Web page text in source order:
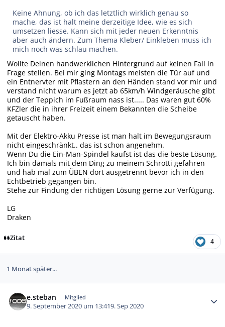
Keine Ahnung, ob ich das letztlich wirklich genau so
mache, das ist halt meine derzeitige Idee, wie es sich
umsetzen liesse. Kann sich mit jeder neuen Erkenntnis
aber auch ändern. Zum Thema Kleber/ Einkleben muss ich
mich noch was schlau machen.
Wollte Deinen handwerklichen Hintergrund auf keinen Fall in
Frage stellen. Bei mir ging Montags meisten die Tür auf und
ein Entnervter mit Pflastern an den Händen stand vor mir und
verstand nicht warum es jetzt ab 65km/h Windgeräusche gibt
und der Teppich im Fußraum nass ist..... Das waren gut 60%
KFZler die in ihrer Freizeit einem Bekannten die Scheibe
getauscht haben.
Mit der Elektro-Akku Presse ist man halt im Bewegungsraum
nicht eingeschränkt.. das ist schon angenehm.
Wenn Du die Ein-Man-Spindel kaufst ist das die beste Lösung.
Ich bin damals mit dem Ding zu meinem Schrotti gefahren
und hab mal zum ÜBEN dort ausgetrennt bevor ich in den
Echtbetrieb gegangen bin.
Stehe zur Findung der richtigen Lösung gerne zur Verfügung.
LG
Draken
Zitat 4
1 Monat später...
e.steban Mitglied
9. September 2020 um 13:419. Sep 2020